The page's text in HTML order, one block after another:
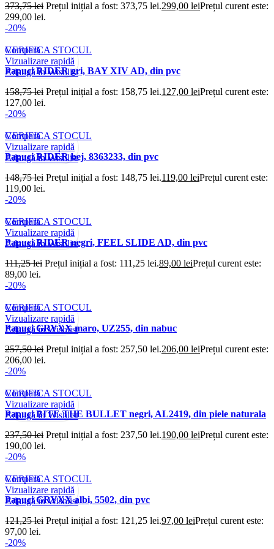
373,75lei Prețul inițial a fost: 373,75 lei.299,00 leiPrețul curent este:
299,00 lei.
-20%
Compară
Vizualizare rapidă
Adaugă în Wishlist
VERIFICA STOCUL
Papuci RIDER gri, BAY XIV AD, din pvc
158,75lei Prețul inițial a fost: 158,75 lei.127,00 leiPrețul curent este:
127,00 lei.
-20%
Compară
Vizualizare rapidă
Adaugă în Wishlist
VERIFICA STOCUL
Papuci RIDER bej, 8363233, din pvc
148,75lei Prețul inițial a fost: 148,75 lei.119,00 leiPrețul curent este:
119,00 lei.
-20%
Compară
Vizualizare rapidă
Adaugă în Wishlist
VERIFICA STOCUL
Papuci RIDER negri, FEEL SLIDE AD, din pvc
111,25lei Prețul inițial a fost: 111,25 lei.89,00 leiPrețul curent este:
89,00 lei.
-20%
Compară
Vizualizare rapidă
Adaugă în Wishlist
VERIFICA STOCUL
Papuci GRYXX maro, UZ255, din nabuc
257,50lei Prețul inițial a fost: 257,50 lei.206,00 leiPrețul curent este:
206,00 lei.
-20%
Compară
Vizualizare rapidă
Adaugă în Wishlist
VERIFICA STOCUL
Papuci BITE THE BULLET negri, AL2419, din piele naturala
237,50lei Prețul inițial a fost: 237,50 lei.190,00 leiPrețul curent este:
190,00 lei.
-20%
Compară
Vizualizare rapidă
Adaugă în Wishlist
VERIFICA STOCUL
Papuci GRYXX albi, 5502, din pvc
121,25lei Prețul inițial a fost: 121,25 lei.97,00 leiPrețul curent este:
97,00 lei.
-20%